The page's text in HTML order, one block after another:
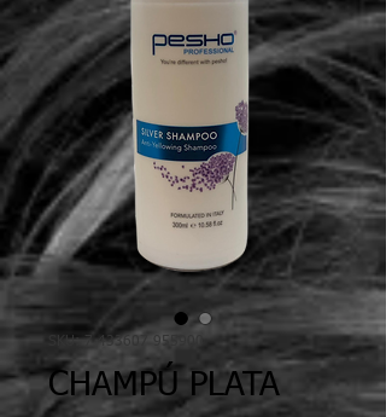
SKU: 7 433607 955900
CHAMPÚ PLATA